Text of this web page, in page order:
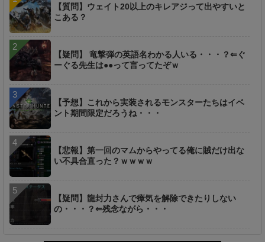
e
【質問】ウェイト20以上のキレアジって出やすいと
こある？
【疑問】 竜撃弾の英語名わかる人いる・・・？⇐ぐ
ーぐる先生は●●って言ってたぞｗ
【予想】これから実装されるモンスターたちはイベ
ント期間限定だろうね・・・
【悲報】第一回のマムからやってる俺に賊だけ出な
い不具合直った？ｗｗｗｗ
【疑問】龍封力さんで瘴気を解除できたりしない
の・・・？⇐残念ながら・・・